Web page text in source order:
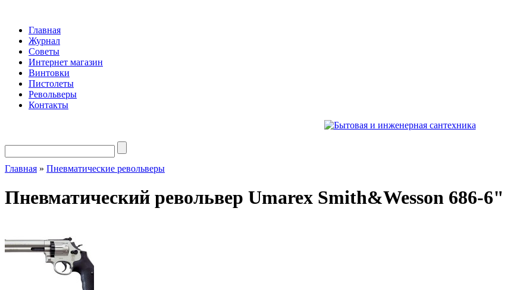
Главная
Журнал
Советы
Интернет магазин
Винтовки
Пистолеты
Револьверы
Контакты
Главная » Пневматические револьверы
Пневматический револьвер Umarex Smith&Wesson 686-6"